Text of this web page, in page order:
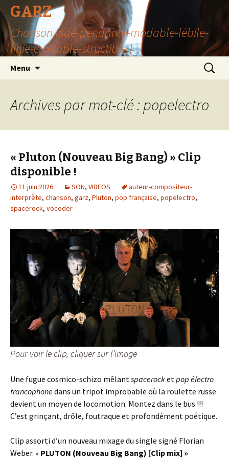
GARZ
Chanson Indé-pendante-modable-lébile-
finie-crottable-structible !
Menu
Archives par mot-clé : popelectro
« Pluton (Nouveau Big Bang) » Clip
disponible !
11 juin 2026 SON, VIDEOS
auteur-compositeur-
interprète, chanson, garz, Pluton, pop française, popelectro,
spacerock, vocoder
Pour voir le clip, cliquer sur l’image
Une fugue cosmico-schizo mêlantspacerocketpop électro
francophonedans un tripot improbable où la roulette russe
devient un moyen de locomotion. Montez dans le bus !!!
C’est grinçant, drôle, foutraque et profondément poétique.
Clip assorti d’un nouveau mixage du single signé Florian
Weber. « PLUTON (Nouveau Big Bang) [Clip mix] »